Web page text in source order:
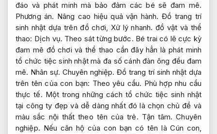
đáo và phát minh mà bảo đảm các bé sẽ đam mê.
Phương án. Nâng cao hiệu quả vận hành. Đồ trang trí
sinh nhật dựa trên đồ chơi, Xử lý nhanh. đồ vật và thể
thao: Dịch vụ. Theo sát từng bước. Bé trai có lẽ cực kỳ
đam mê đồ chơi và thể thao cần đây hẳn là phát minh
tổ chức tiệc sinh nhật mà đa số cánh đàn ông đều đam
mê. Nhân sự. Chuyên nghiệp. Đồ trang trí sinh nhật dựa
trên tên của con bạn: Theo yêu cầu. Phù hợp nhu cầu
thực tế. Một trong những cách tổ chức tiệc sinh nhật
tại công ty đẹp và dễ dàng nhất đó là chọn chủ đề và
màu sắc nội thất theo tên của trẻ. Tận tâm. Chuyên
nghiệp. Nếu căn hộ của con bạn có tên là Cún con,